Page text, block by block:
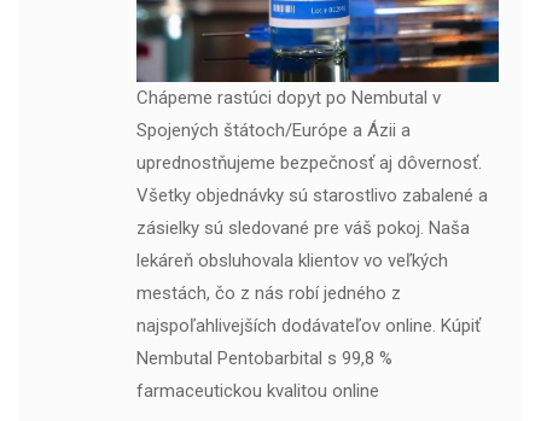
Chápeme rastúci dopyt po Nembutal v
Spojených štátoch/Európe a Ázii a
uprednostňujeme bezpečnosť aj dôvernosť.
Všetky objednávky sú starostlivo zabalené a
zásielky sú sledované pre váš pokoj. Naša
lekáreň obsluhovala klientov vo veľkých
mestách, čo z nás robí jedného z
najspoľahlivejších dodávateľov online. Kúpiť
Nembutal Pentobarbital s 99,8 %
farmaceutickou kvalitou online